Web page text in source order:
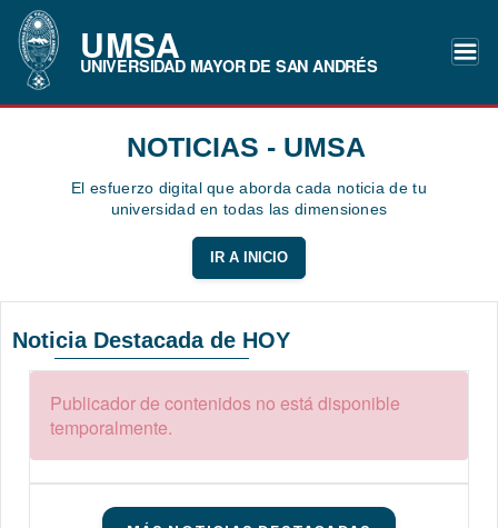
UMSA
UNIVERSIDAD MAYOR DE SAN ANDRÉS
NOTICIAS - UMSA
El esfuerzo digital que aborda cada noticia de tu
universidad en todas las dimensiones
IR A INICIO
Noticia Destacada de HOY
Publicador de contenidos no está disponible
temporalmente.